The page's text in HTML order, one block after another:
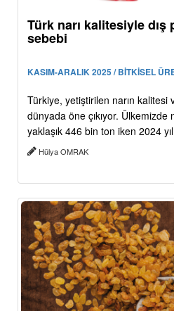
Türk narı kalitesiyle dış
sebebi
KASIM-ARALIK 2025 / BİTKİSEL
Türkiye, yetiştirilen narın kalitesi
dünyada öne çıkıyor. Ülkemizde
yaklaşık 446 bin ton iken 2024
Hülya OMRAK